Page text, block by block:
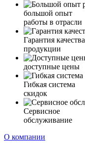
большой опыт
работы в отрасли
Гарантия качества
продукции
доступные цены
Гибкая система
скидок
Сервисное
обслуживание
О компании